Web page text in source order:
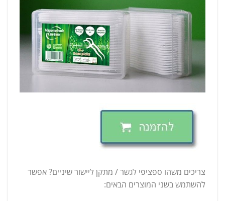
צריכים משהו ספציפי לגשר / מתקן ליישור שיניים? אפשר
להשתמש בשני המוצרים הבאים: